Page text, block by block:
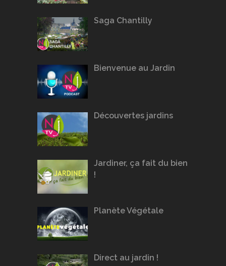
Saga Chantilly
Bienvenue au Jardin
Découvertes jardins
Jardiner, ça fait du bien
!
Planète Végétale
Direct au jardin !